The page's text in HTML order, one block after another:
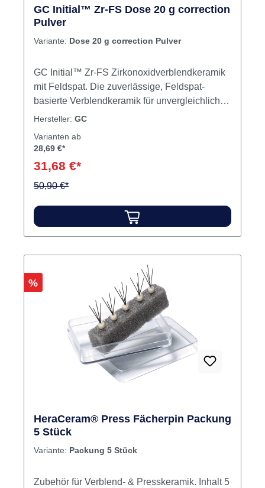
natürlichen 3D-Effekt Inhalt 4 g Paste
GC Initial™ Zr-FS Dose 20 g correction
Pulver
Variante: Dose 20 g correction Pulver
GC Initial™ Zr-FS Zirkonoxidverblendkeramik
mit Feldspat. Die zuverlässige, Feldspat-
basierte Verblendkeramik für unvergleichlich
natürliche Optik bei deutlich höherer Stabilität,
an besonders reinem, hochwertigen
Zirkonoxid-Gerüsten geeignetKein unnötig
langes AbkühlenHohe Stabilität und glatte
hochbruchfeste Zr-Gerüste Inhalt 20 g Pulver
Produktvideos:
Hersteller: GC
Varianten ab
28,69 €*
31,68 €*
50,90 €*
Rabatt
%
HeraCeram® Press Fächerpin Packung
5 Stück
Variante: Packung 5 Stück
Zubehör für Verblend- & Presskeramik. Inhalt 5